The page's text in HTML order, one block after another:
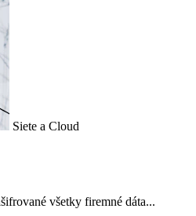
Siete a Cloud
všetky firemné dáta...